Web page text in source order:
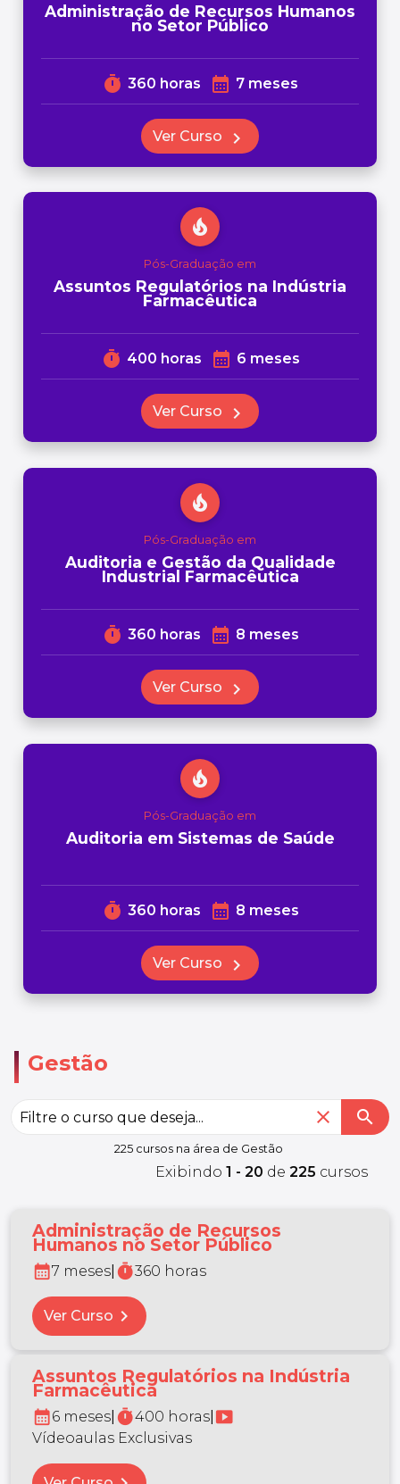
Administração de Recursos Humanos
no Setor Público
timer 360 horas calendar_month 7 meses
Ver Curso chevron_right
local_fire_department
Pós-Graduação em
Assuntos Regulatórios na Indústria
Farmacêutica
timer 400 horas calendar_month 6 meses
Ver Curso chevron_right
local_fire_department
Pós-Graduação em
Auditoria e Gestão da Qualidade
Industrial Farmacêutica
timer 360 horas calendar_month 8 meses
Ver Curso chevron_right
local_fire_department
Pós-Graduação em
Auditoria em Sistemas de Saúde
timer 360 horas calendar_month 8 meses
Ver Curso chevron_right
Gestão
close search
225 cursos na área de Gestão
Exibindo 1 - 20 de 225 cursos
Administração de Recursos
Humanos no Setor Público
calendar_month7 meses timer360 horas
Ver Curso chevron_right
Assuntos Regulatórios na Indústria
Farmacêutica
calendar_month6 meses timer400 horas smart_display
Vídeoaulas Exclusivas